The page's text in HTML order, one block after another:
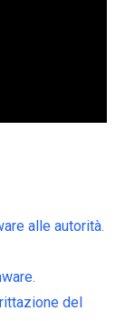
alle autorità.
del